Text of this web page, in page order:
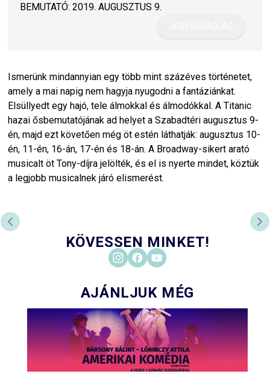
BEMUTATÓ: 2019. AUGUSZTUS 9.
Ismerünk mindannyian egy több mint százéves történetet,
amely a mai napig nem hagyja nyugodni a fantáziánkat.
Elsüllyedt egy hajó, tele álmokkal és álmodókkal. A Titanic
hazai ősbemutatójának ad helyet a Szabadtéri augusztus 9-
én, majd ezt követően még öt estén láthatják: augusztus 10-
én, 11-én, 16-án, 17-én és 18-án. A Broadway-sikert arató
musicalt öt Tony-díjra jelölték, és el is nyerte mindet, köztük
a legjobb musicalnek járó elismerést.
PREVIOUS SLIDE
KÖVESSEN MINKET!
AJÁNLJUK MÉG